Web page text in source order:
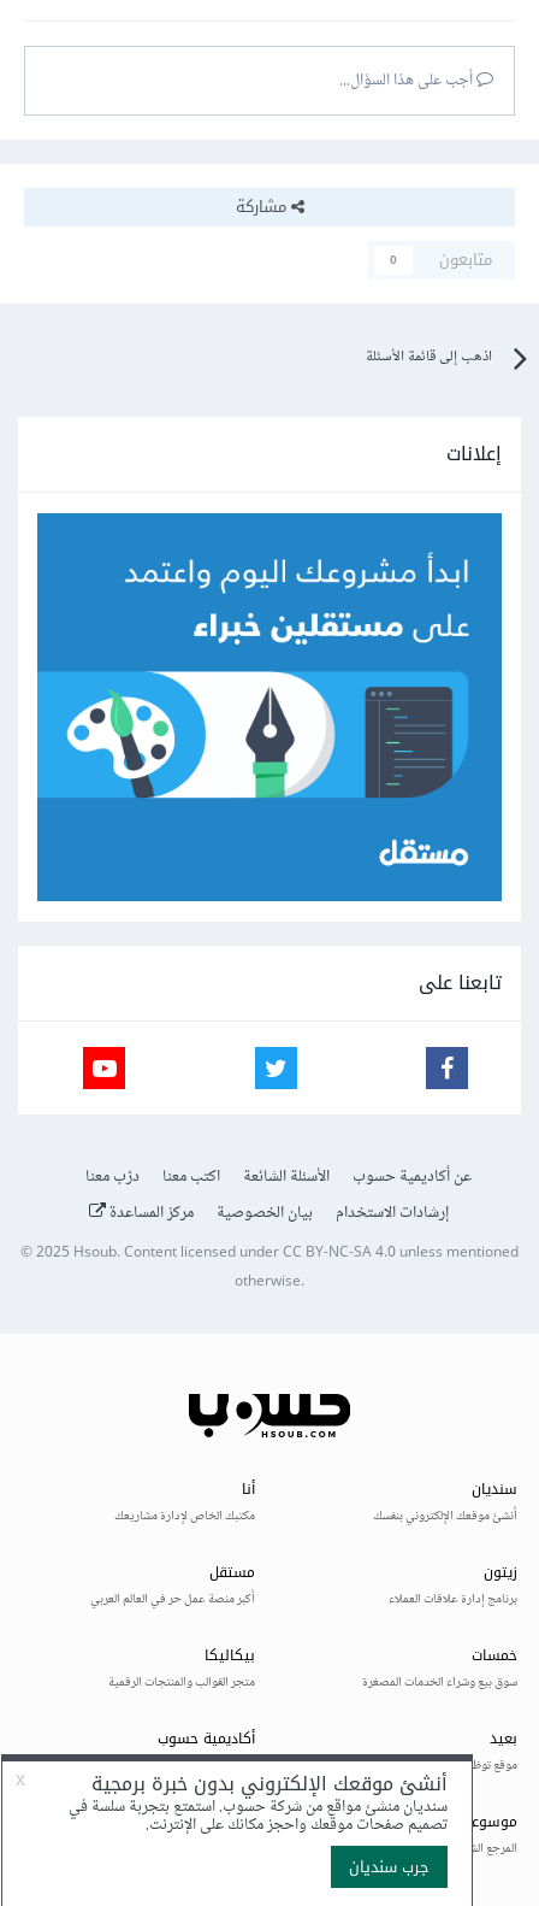
أجب على هذا السؤال...
مشاركة
متابعون
0
اذهب إلى قائمة الأسئلة
إعلانات
تابعنا على
عن أكاديمية حسوب الأسئلة الشائعة اكتب معنا
درّب معنا
إرشادات الاستخدام
بيان الخصوصية مركز المساعدة
© 2025Hsoub.Content licensed underCC BY-NC-SA 4.0unless mentioned
otherwise.